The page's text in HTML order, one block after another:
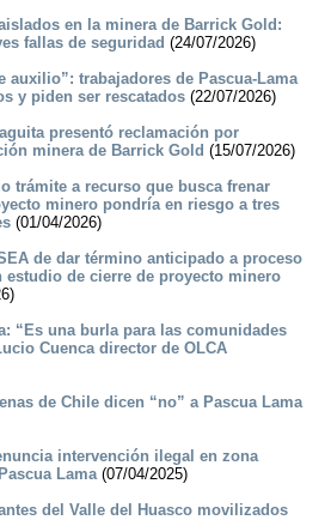
en la minera de Barrick Gold:
fallas de seguridad (24/07/2026)
auxilio”: trabajadores de Pascua-Lama
y piden ser rescatados (22/07/2026)
presentó reclamación por
minera de Barrick Gold (15/07/2026)
trámite a recurso que busca frenar
minero pondría en riesgo a tres
(01/04/2026)
de dar término anticipado a proceso
estudio de cierre de proyecto minero
“Es una burla para las comunidades
Cuenca director de OLCA
de Chile dicen “no” a Pascua Lama
intervención ilegal en zona
Lama(07/04/2025)
del Valle del Huasco movilizados